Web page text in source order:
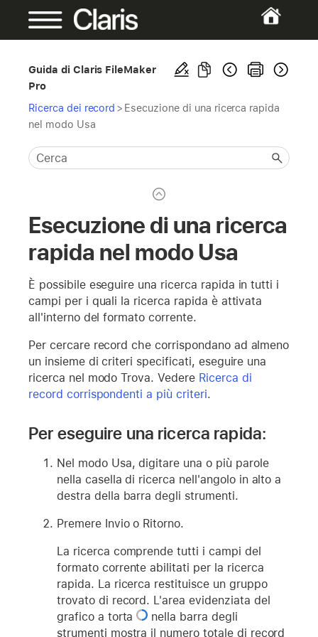
Guida di Claris FileMaker
Pro
Ricerca dei record > Esecuzione di una ricerca rapida
nel modo Usa
Esecuzione di una ricerca
rapida nel modo Usa
È possibile eseguire una ricerca rapida in tutti i
campi per i quali la ricerca rapida è attivata
all'interno del formato corrente.
Per cercare record che corrispondano ad almeno
un insieme di criteri specificati, eseguire una
ricerca nel modo Trova. Vedere Ricerca di
record corrispondenti a più criteri.
Per eseguire una ricerca rapida:
Nel modo Usa, digitare una o più parole
nella casella di ricerca nell'angolo in alto a
destra della barra degli strumenti.
Premere Invio o Ritorno.
La ricerca comprende tutti i campi del
formato corrente abilitati per la ricerca
rapida. La ricerca restituisce un gruppo
trovato di record. L'area evidenziata del
grafico a torta
nella barra degli
strumenti mostra il numero totale di record